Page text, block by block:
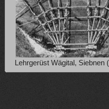
Lehrgerüst Wägital, Siebnen